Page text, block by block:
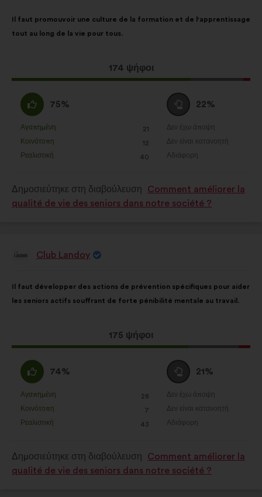
της
πρότασης:
Il faut promouvoir une culture de la formation et de l'apprentissage
tout au long de la vie pour tous.
Η
πρόταση
174 ψήφοι
κατανομή:
Συμφωνώ
:
75%
ως
εξής:
Αγαπημένη
: 21
φορές
Κοινότοπη
: 12
φορές
Ρεαλιστική
: 40
φορές
Ουδέτερη
ψήφος
:
22%
ως
εξής:
Δεν έχω άποψη
:φορές
Δεν είναι κατανοητή
:φορές
Αδιάφορη
φορές
Δημοσιεύτηκε στη διαβούλευση
Comment améliorer la
qualité de vie des seniors dans notre société ?
ΠρότασηClub Landoy
της
πρότασης:
Il faut développer des actions de prévention spécifiques pour aider
les seniors actifs souffrant de forte pénibilité mentale au travail.
Η
πρόταση
175 ψήφοι
κατανομή:
Συμφωνώ
:
74%
ως
εξής:
Αγαπημένη
: 28
φορές
Κοινότοπη
: 7
φορές
Ρεαλιστική
: 43
φορές
Ουδέτερη
ψήφος
:
21%
ως
εξής:
Δεν έχω άποψη
:φορές
Δεν είναι κατανοητή
:φορές
Αδιάφορη
φορές
Δημοσιεύτηκε στη διαβούλευση
Comment améliorer la
qualité de vie des seniors dans notre société ?